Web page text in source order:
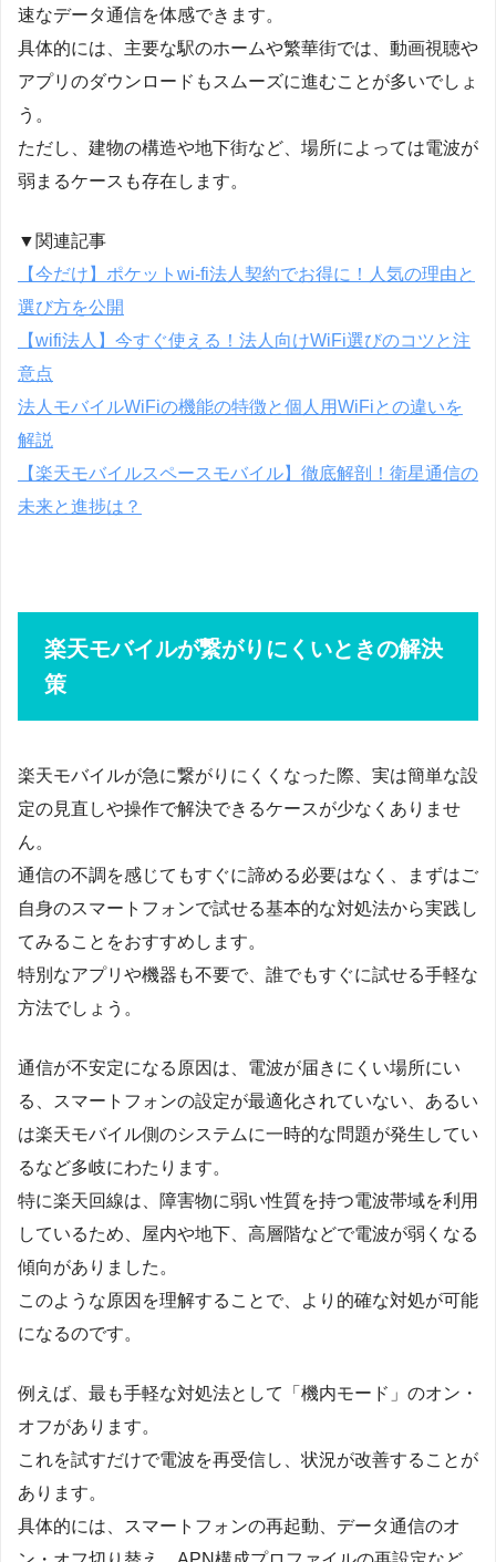
速なデータ通信を体感できます。
具体的には、主要な駅のホームや繁華街では、動画視聴や
アプリのダウンロードもスムーズに進むことが多いでしょ
う。
ただし、建物の構造や地下街など、場所によっては電波が
弱まるケースも存在します。
▼関連記事
【今だけ】ポケットwi-fi法人契約でお得に！人気の理由と
選び方を公開
【wifi法人】今すぐ使える！法人向けWiFi選びのコツと注
意点
法人モバイルWiFiの機能の特徴と個人用WiFiとの違いを
解説
【楽天モバイルスペースモバイル】徹底解剖！衛星通信の
未来と進捗は？
楽天モバイルが繋がりにくいときの解決
策
楽天モバイルが急に繋がりにくくなった際、実は簡単な設
定の見直しや操作で解決できるケースが少なくありませ
ん。
通信の不調を感じてもすぐに諦める必要はなく、まずはご
自身のスマートフォンで試せる基本的な対処法から実践し
てみることをおすすめします。
特別なアプリや機器も不要で、誰でもすぐに試せる手軽な
方法でしょう。
通信が不安定になる原因は、電波が届きにくい場所にい
る、スマートフォンの設定が最適化されていない、あるい
は楽天モバイル側のシステムに一時的な問題が発生してい
るなど多岐にわたります。
特に楽天回線は、障害物に弱い性質を持つ電波帯域を利用
しているため、屋内や地下、高層階などで電波が弱くなる
傾向がありました。
このような原因を理解することで、より的確な対処が可能
になるのです。
例えば、最も手軽な対処法として「機内モード」のオン・
オフがあります。
これを試すだけで電波を再受信し、状況が改善することが
あります。
具体的には、スマートフォンの再起動、データ通信のオ